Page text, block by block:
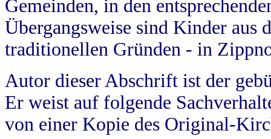
Gemeinden, in den
Übergangsweise sind Kinder aus
traditionellen Gründen - in
Autor dieser Abschrift ist der
Er weist auf folgende
von einer Kopie des Original-